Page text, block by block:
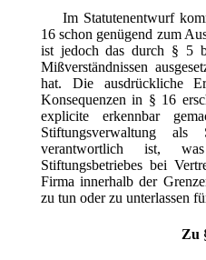
Im Statutenentwurf
16 schon genügend zum
ist jedoch das durch § 5
Mißverständnissen
hat. Die ausdrückliche
Konsequenzen in § 16
explicite erkennbar
Stiftungsverwaltung als
verantwortlich ist,
Stiftungsbetriebes bei
Firma innerhalb der
zu tun oder zu unterlassen
Zu